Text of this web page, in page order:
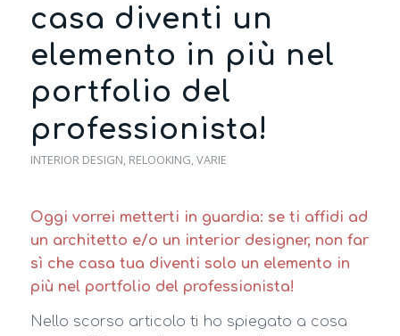
casa diventi un
elemento in più nel
portfolio del
professionista!
INTERIOR DESIGN, RELOOKING,VARIE
Oggi vorrei metterti in guardia: se ti affidi ad
un architetto e/o un interior designer, non far
sì che casa tua diventi solo un elemento in
più nel portfolio del professionista!
Nello scorso articolo ti ho spiegato a cosa